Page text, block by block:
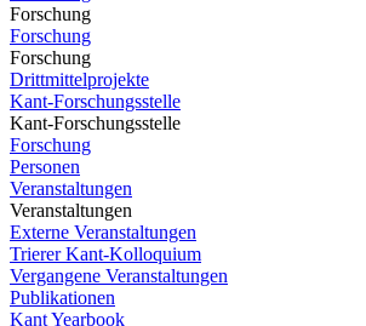
Forschung
Forschung
Forschung
Drittmittelprojekte
Kant-Forschungsstelle
Kant-Forschungsstelle
Forschung
Personen
Veranstaltungen
Veranstaltungen
Externe Veranstaltungen
Trierer Kant-Kolloquium
Vergangene Veranstaltungen
Publikationen
Kant Yearbook